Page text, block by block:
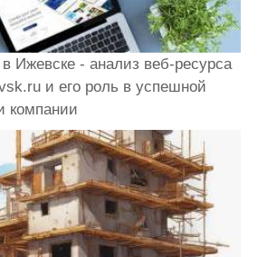
Ижевске - анализ веб-ресурса
и его роль в успешной
компании